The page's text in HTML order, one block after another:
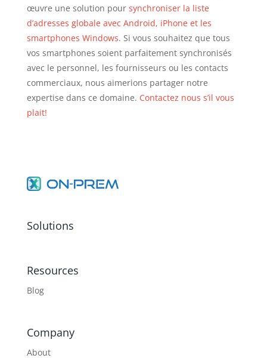
œuvre une solution pour synchroniser la liste
d’adresses globale avec Android, iPhone et les
smartphones Windows. Si vous souhaitez que tous
vos smartphones soient parfaitement synchronisés
avec le personnel, les fournisseurs ou les contacts
commerciaux, nous aimerions partager notre
expertise dans ce domaine. Contactez nous s’il vous
plait!
Solutions
Resources
Blog
Company
About